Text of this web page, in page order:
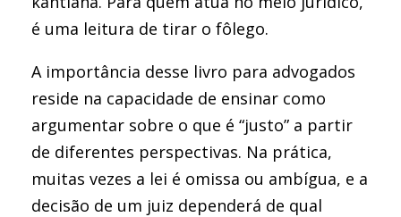
é uma leitura de tirar o fôlego.
A importância desse livro para advogados
reside na capacidade de ensinar como
argumentar sobre o que é “justo” a partir
de diferentes perspectivas. Na prática,
muitas vezes a lei é omissa ou ambígua, e a
decisão de um juiz dependerá de qual